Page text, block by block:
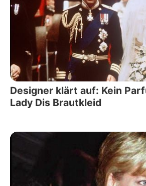
Designer klärt auf: Kein
Lady Dis Brautkleid